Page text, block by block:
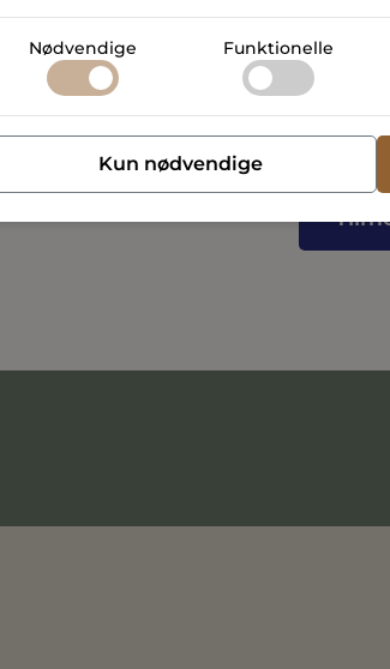
Persondatapolitik og i Square Meter ApS’
Nødvendige Funktionelle
Kun nødvendige